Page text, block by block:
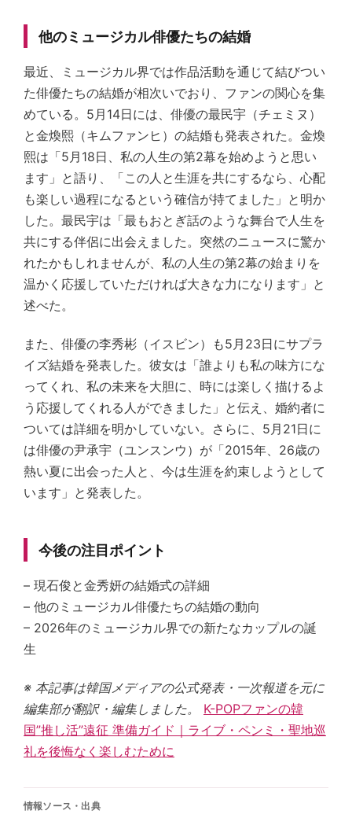
他のミュージカル俳優たちの結婚
最近、ミュージカル界では作品活動を通じて結びつい
た俳優たちの結婚が相次いでおり、ファンの関心を集
めている。5月14日には、俳優の最民宇（チェミヌ）
と金煥熙（キムファンヒ）の結婚も発表された。金煥
熙は「5月18日、私の人生の第2幕を始めようと思い
ます」と語り、「この人と生涯を共にするなら、心配
も楽しい過程になるという確信が持てました」と明か
した。最民宇は「最もおとぎ話のような舞台で人生を
共にする伴侶に出会えました。突然のニュースに驚か
れたかもしれませんが、私の人生の第2幕の始まりを
温かく応援していただければ大きな力になります」と
述べた。
また、俳優の李秀彬（イスビン）も5月23日にサプラ
イズ結婚を発表した。彼女は「誰よりも私の味方にな
ってくれ、私の未来を大胆に、時には楽しく描けるよ
う応援してくれる人ができました」と伝え、婚約者に
ついては詳細を明かしていない。さらに、5月21日に
は俳優の尹承宇（ユンスンウ）が「2015年、26歳の
熱い夏に出会った人と、今は生涯を約束しようとして
います」と発表した。
今後の注目ポイント
– 現石俊と金秀妍の結婚式の詳細
– 他のミュージカル俳優たちの結婚の動向
– 2026年のミュージカル界での新たなカップルの誕
生
※ 本記事は韓国メディアの公式発表・一次報道を元に
編集部が翻訳・編集しました。
K-POPファンの韓
国”推し活”遠征 準備ガイド｜ライブ・ペンミ・聖地巡
礼を後悔なく楽しむために
情報ソース・出典